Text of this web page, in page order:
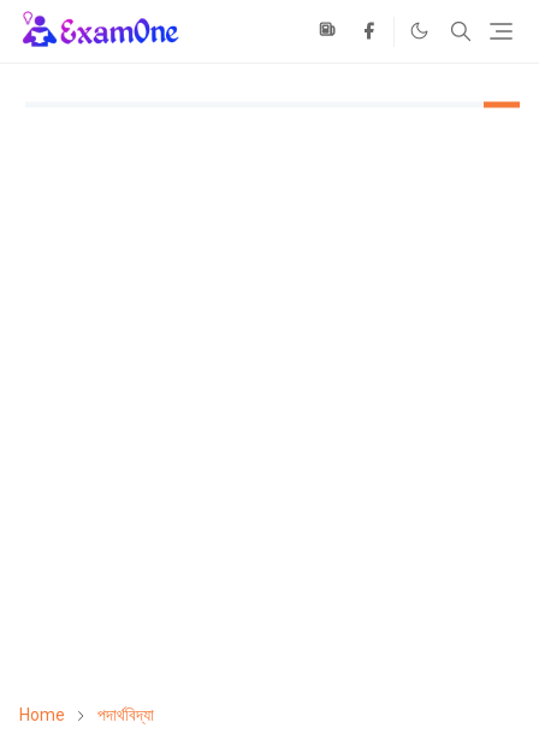
Home পদার্থবিদ্যা